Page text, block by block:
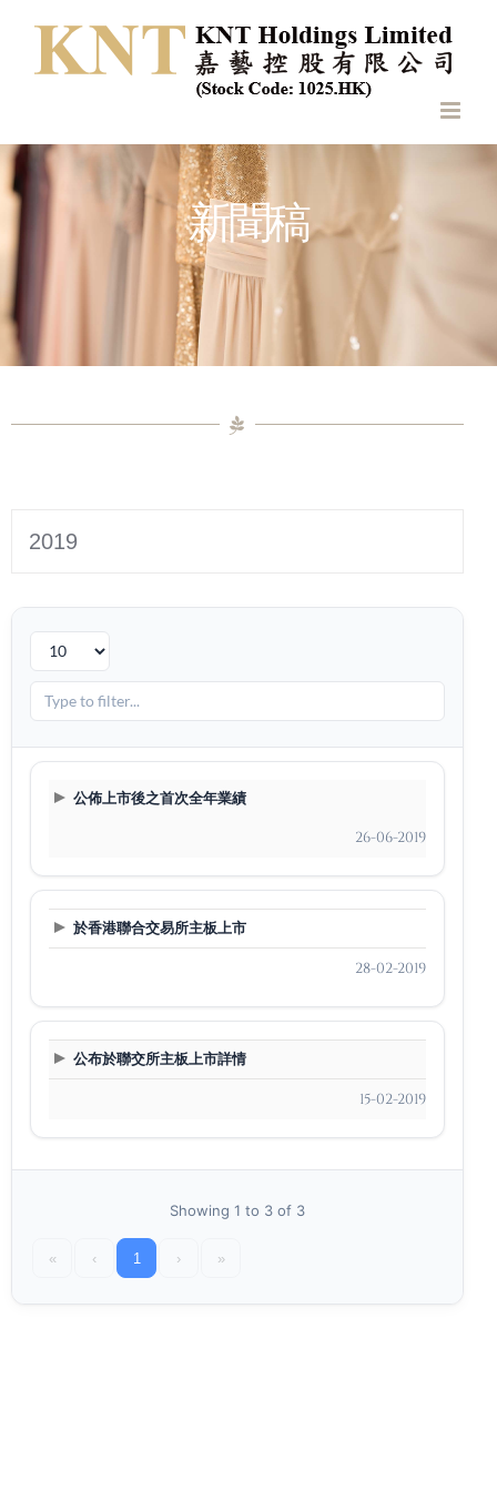
新聞稿
2019
公佈上市後之首次全年業績
26-06-2019
於香港聯合交易所主板上市
28-02-2019
公布於聯交所主板上市詳情
15-02-2019
Showing 1 to 3 of 3
« ‹ 1 › »